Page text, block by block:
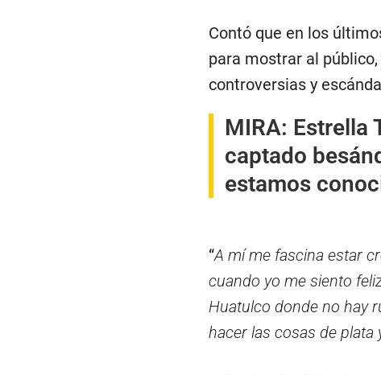
Contó que en los
para mostrar al
controversias y
MIRA: Estrella
captado
estamos
“A mí me fascina estar
cuando yo me siento
Huatulco donde no hay
hacer las cosas de plata